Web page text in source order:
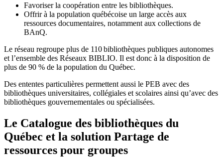
Favoriser la coopération entre les bibliothèques.
Offrir à la population québécoise un large accès aux
ressources documentaires, notamment aux collections de
BAnQ.
Le réseau regroupe plus de 110bibliothèques publiques autonomes
et l’ensemble des Réseaux BIBLIO. Il est donc à la disposition de
plus de 90 % de la population du Québec.
Des ententes particulières permettent aussi le PEB avec des
bibliothèques universitaires, collégiales et scolaires ainsi qu’avec des
bibliothèques gouvernementales ou spécialisées.
Le Catalogue des bibliothèques du
Québec et la solution Partage de
ressources pour groupes